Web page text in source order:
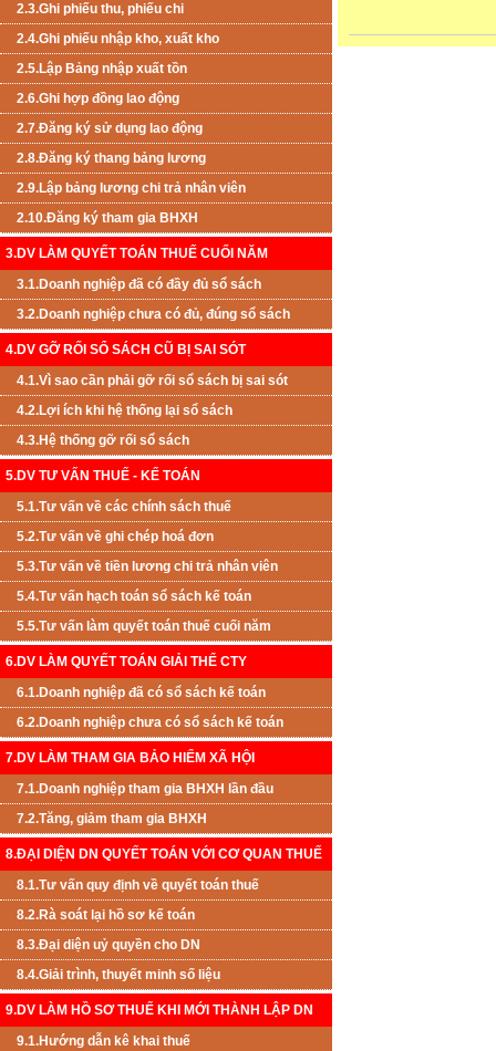
2.3.Ghi phiếu thu, phiếu chi
2.4.Ghi phiếu nhập kho, xuất kho
2.5.Lập Bảng nhập xuất tồn
2.6.Ghi hợp đồng lao động
2.7.Đăng ký sử dụng lao động
2.8.Đăng ký thang bảng lương
2.9.Lập bảng lương chi trả nhân viên
2.10.Đăng ký tham gia BHXH
3.DV LÀM QUYẾT TOÁN THUẾ CUỐI NĂM
3.1.Doanh nghiệp đã có đầy đủ sổ sách
3.2.Doanh nghiệp chưa có đủ, đúng sổ sách
4.DV GỠ RỐI SỔ SÁCH CŨ BỊ SAI SÓT
4.1.Vì sao cần phải gỡ rối sổ sách bị sai sót
4.2.Lợi ích khi hệ thống lại sổ sách
4.3.Hệ thống gỡ rối sổ sách
5.DV TƯ VẤN THUẾ - KẾ TOÁN
5.1.Tư vấn về các chính sách thuế
5.2.Tư vấn về ghi chép hoá đơn
5.3.Tư vấn về tiền lương chi trả nhân viên
5.4.Tư vấn hạch toán sổ sách kế toán
5.5.Tư vấn làm quyết toán thuế cuối năm
6.DV LÀM QUYẾT TOÁN GIẢI THỂ CTY
6.1.Doanh nghiệp đã có sổ sách kế toán
6.2.Doanh nghiệp chưa có sổ sách kế toán
7.DV LÀM THAM GIA BẢO HIỂM XÃ HỘI
7.1.Doanh nghiệp tham gia BHXH lần đầu
7.2.Tăng, giảm tham gia BHXH
8.ĐẠI DIỆN DN QUYẾT TOÁN VỚI CƠ QUAN THUẾ
8.1.Tư vấn quy định về quyết toán thuế
8.2.Rà soát lại hồ sơ kế toán
8.3.Đại diện uỷ quyền cho DN
8.4.Giải trình, thuyết minh số liệu
9.DV LÀM HỒ SƠ THUẾ KHI MỚI THÀNH LẬP DN
9.1.Hướng dẫn kê khai thuế